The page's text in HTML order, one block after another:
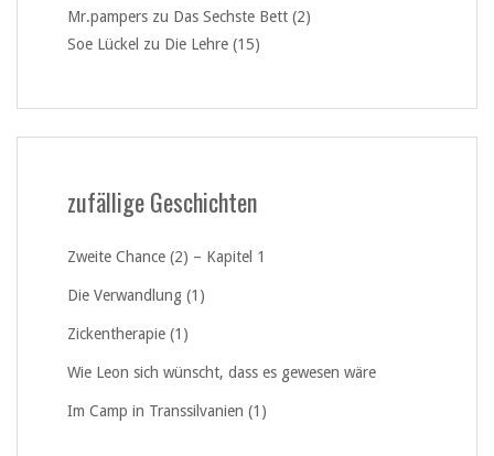
Mr.pampers zu Das Sechste Bett (2)
Soe Lückel zu Die Lehre (15)
zufällige Geschichten
Zweite Chance (2) – Kapitel 1
Die Verwandlung (1)
Zickentherapie (1)
Wie Leon sich wünscht, dass es gewesen wäre
Im Camp in Transsilvanien (1)